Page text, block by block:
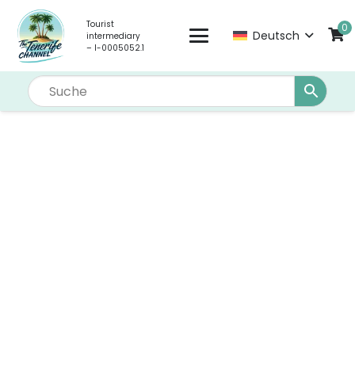
Tourist
intermediary
– I-0005052.1
Deutsch
0